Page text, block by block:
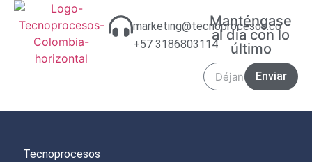
marketing@tecnoprocesos.co
+57 3186803114
Manténgase
al día con lo
último
Enviar
Tecnoprocesos